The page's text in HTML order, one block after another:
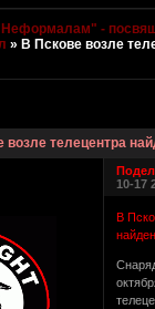
-
» В Пскове возле
возле телецентра
10-17
В